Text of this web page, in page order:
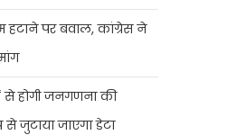
पर बवाल, कांग्रेस ने
से होगी जनगणना की
जुटाया जाएगा डेटा